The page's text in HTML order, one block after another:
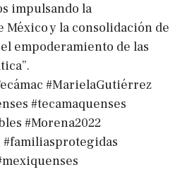
impulsando la
y la consolidación de
empoderamiento de las
#MarielaGutiérrez
#tecamaquenses
#Morena2022